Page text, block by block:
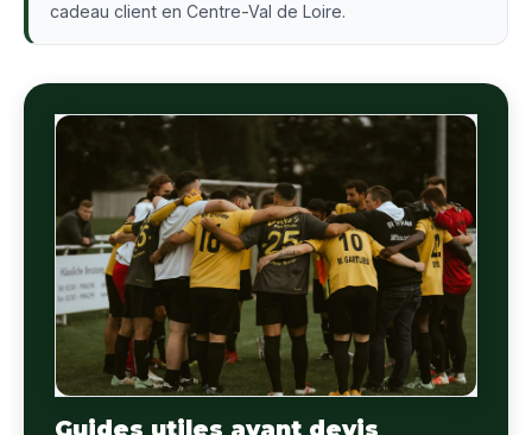
cadeau client en Centre-Val de Loire.
Guides utiles avant devis